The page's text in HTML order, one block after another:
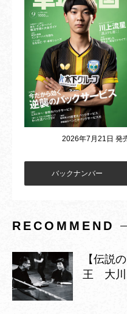
2026年7月21日 発
バックナンバー
RECOMMEND
【伝説
王 大川